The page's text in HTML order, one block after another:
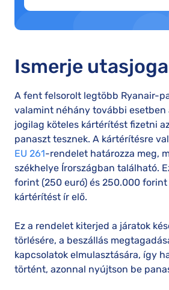
Ismerje
A fent felsorolt legtöbb Ryanair-
valamint néhány további esetben
jogilag köteles kártérítést fizetni
panaszt tesznek. A kártérítésre
EU 261-rendelet határozza meg,
székhelye Írországban található.
forint (250 euró) és 250.000
kártérítést ír elő.
Ez a rendelet kiterjed a járatok
törlésére, a beszállás
kapcsolatok elmulasztására, így
történt, azonnal nyújtson be